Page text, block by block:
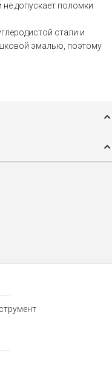
не допускает поломки
стали и
эмалью, поэтому